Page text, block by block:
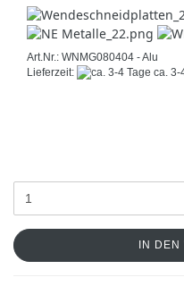
Art.Nr.: WNMG080404 - Alu
Lieferzeit:
ca. 3-
IN